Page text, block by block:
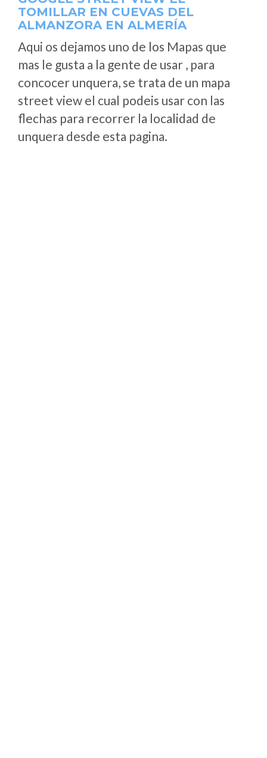
TOMILLAR EN CUEVAS DEL
ALMANZORA EN ALMERÍA
Aqui os dejamos uno de los Mapas que
mas le gusta a la gente de usar , para
concocer unquera, se trata de un mapa
street view el cual podeis usar con las
flechas para recorrer la localidad de
unquera desde esta pagina.